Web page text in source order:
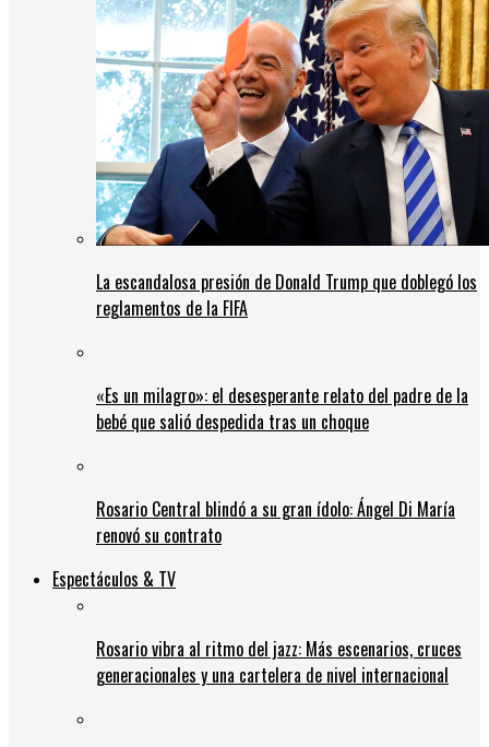
La escandalosa presión de Donald Trump que doblegó los
reglamentos de la FIFA
«Es un milagro»: el desesperante relato del padre de la
bebé que salió despedida tras un choque
Rosario Central blindó a su gran ídolo: Ángel Di María
renovó su contrato
Espectáculos & TV
Rosario vibra al ritmo del jazz: Más escenarios, cruces
generacionales y una cartelera de nivel internacional